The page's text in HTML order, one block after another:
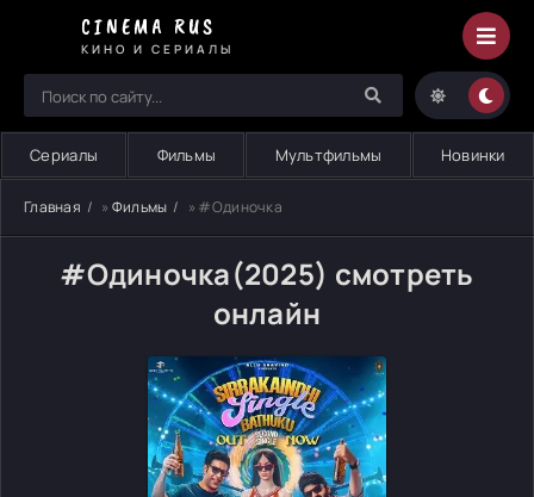
CINEMA RUS
КИНО И СЕРИАЛЫ
Сериалы Фильмы Мультфильмы Новинки
Главная » Фильмы » #Одиночка
#Одиночка(2025) смотреть
онлайн